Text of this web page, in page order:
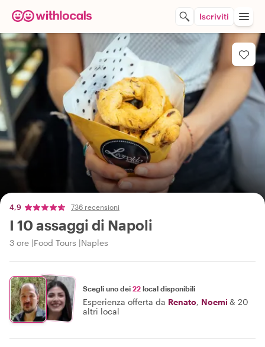
Iscriviti
4,9 736 recensioni
I 10 assaggi di Napoli
3 ore Food Tours Naples
Scegli uno dei 22 local disponibili
Esperienza offerta da Renato, Noemi & 20
altri local